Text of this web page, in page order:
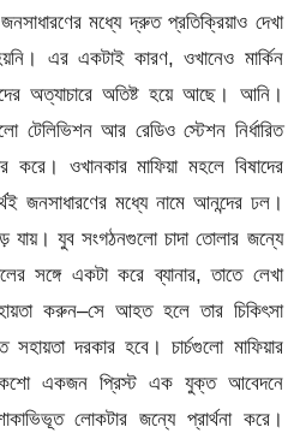
মধ্যে দ্রুত প্রতিক্রিয়াও দেখা
এর একটাই কারণ, ওখানেও মার্কিন
অত্যাচারে অতিষ্ট হয়ে আছে। আনি।
টেলিভিশন আর রেডিও স্টেশন নির্ধারিত
করে। ওখানকার মাফিয়া মহলে বিষাদের
জনসাধারণের মধ্যে নামে আনন্দের ঢল।
যায়। যুব সংগঠনগুলো চাদা তোলার জন্যে
সঙ্গে একটা করে ব্যানার, তাতে লেখা
করুন–সে আহত হলে তার চিকিৎসা
দরকার হবে। চার্চগুলো মাফিয়ার
একজন প্রিস্ট এক যুক্ত আবেদনে
লোকটার জন্যে প্রার্থনা করে।